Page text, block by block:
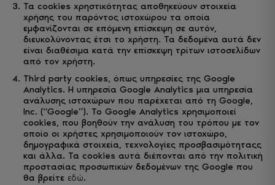
Τα cookies χρηστικότητας αποθηκεύουν στοιχεία
χρήσης του παρόντος ιστοχώρου τα οποία
εμφανίζονται σε επόμενη επίσκεψη σε αυτόν,
διευκολύνοντας έτσι το χρήστη. Τα δεδομένα αυτά δεν
είναι διαθέσιμα κατά την επίσκεψη τρίτων ιστοσελίδων
από τον χρήστη.
Τhird party cookies, όπως υπηρεσίες της Google
Analytics. Η υπηρεσία Google Analytics μια υπηρεσία
ανάλυσης ιστοχώρων που παρέχεται από τη Google,
Inc. (“Google”). Το Google Analytics χρησιμοποιεί
cookies, που βοηθούν την ανάλυση του τρόπου με τον
οποίο οι χρήστες χρησιμοποιούν τον ιστοχώρο,
δημογραφικά στοιχεία, τεχνολογίες προσβασιμότηταςς
και άλλα. Τα cookies αυτά διέπονται από την πολιτική
προστασίας προσωπικών δεδομένων της Google που
θα βρείτε εδώ.